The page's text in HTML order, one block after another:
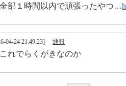
部１時間以内で頑張ったやつ…
04-24 21:49:23] 通報
れでらくがきなのか